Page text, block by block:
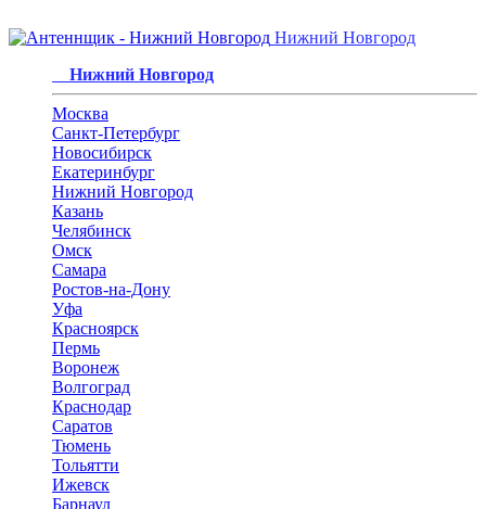
Нижний Новгород
Нижний Новгород
Москва
Санкт-Петербург
Новосибирск
Екатеринбург
Нижний Новгород
Казань
Челябинск
Омск
Самара
Ростов-на-Дону
Уфа
Красноярск
Пермь
Воронеж
Волгоград
Краснодар
Саратов
Тюмень
Тольятти
Ижевск
Барнаул